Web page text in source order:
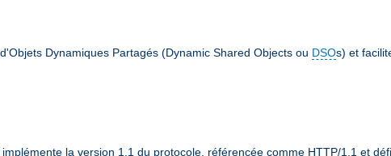
Dynamiques Partagés (Dynamic Shared Objects ou DSOs) et
la version 1.1 du protocole, référencée comme HTTP/1.1 et